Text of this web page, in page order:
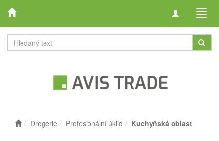
Toggle
Drogerie Profesionální úklid Kuchyňská oblast